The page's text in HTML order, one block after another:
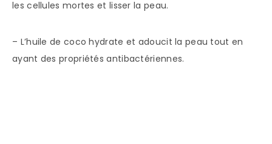
les cellules mortes et lisser la peau.
– L’huile de coco hydrate et adoucit la peau tout en
ayant des propriétés antibactériennes.